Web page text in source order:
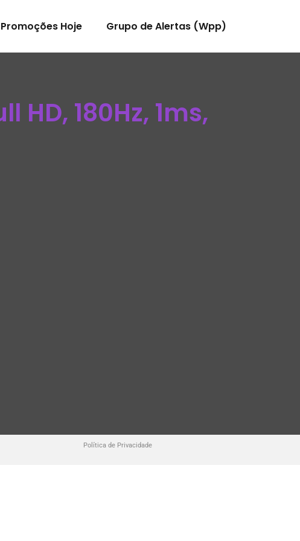
Promoções Hoje Grupo de Alertas (Wpp)
HD, 180Hz, 1ms,
Política de Privacidade